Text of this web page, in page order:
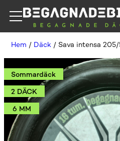
Hem / Däck / Sava intensa 205/
Sommardäck
2 DÄCK
6 MM